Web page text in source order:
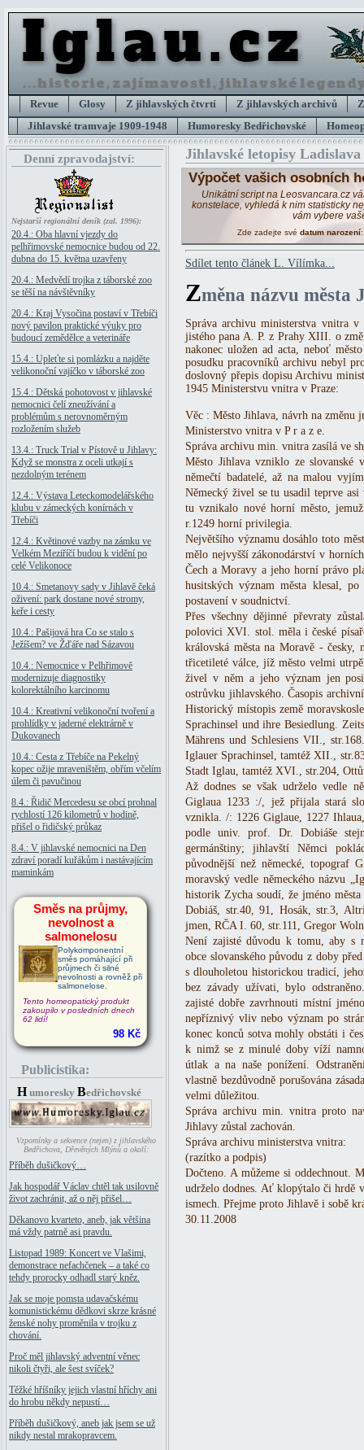
Revue Glosy Z jihlavských čtvrtí Z jihlavských archivů
Jihlavské tramvaje 1909-1948
Humoresky Bedřichovské
Denní zpravodajství:
Nejstarší regionální deník (zal. 1996):
20.4.: Oba hlavní vjezdy do
pelhřimovské nemocnice budou od 22.
dubna do 15. května uzavřeny
20.4.: Medvědí trojka z táborské zoo
se těší na návštěvníky
20.4.: Kraj Vysočina postaví v Třebíči
nový pavilon praktické výuky pro
budoucí zemědělce a veterináře
15.4.: Upleťte si pomlázku a najděte
velikonoční vajíčko v táborské zoo
15.4.: Dětská pohotovost v jihlavské
nemocnici čelí zneužívání a
problémům s nerovnoměrným
rozložením služeb
13.4.: Truck Trial v Pístově u Jihlavy:
Když se monstra z oceli utkají s
nezdolným terénem
12.4.: Výstava Leteckomodelářského
klubu v zámeckých konírnách v
Třebíči
12.4.: Květinové vazby na zámku ve
Velkém Meziříčí budou k vidění po
celé Velikonoce
10.4.: Smetanovy sady v Jihlavě čeká
oživení: park dostane nové stromy,
keře i cesty
10.4.: Pašijová hra Co se stalo s
Ježíšem? ve Žďáře nad Sázavou
10.4.: Nemocnice v Pelhřimově
modernizuje diagnostiky
kolorektálního karcinomu
10.4.: Kreativní velikonoční tvoření a
prohlídky v jaderné elektrárně v
Dukovanech
10.4.: Cesta z Třebíče na Pekelný
kopec ožije mraveništěm, obřím včelím
úlem či pavučinou
8.4.: Řidič Mercedesu se obcí prohnal
rychlostí 126 kilometrů v hodině,
přišel o řidičský průkaz
8.4.: V jihlavské nemocnici na Den
zdraví poradí kuřákům i nastávajícím
maminkám
Směs na průjmy,
nevolnost a
salmonelosu
Polykomponentní
směs pomáhající při
průjmech či silné
nevolnosti a rovněž při
salmonelose.
Tento homeopatický produkt
zakoupilo v posledních dnech
62 lidí!
98 Kč
Publicistika:
H umoresky Bedřichovské
Vzpomínky a sekvence (nejen) z jihlavského
Bedřichova, Dřevěných Mlýnů a okolí:
Příběh dušičkový…
Jak hospodář Václav chtěl tak usilovně
život zachránit, až o něj přišel…
Děkanovo kvarteto, aneb, jak většina
má vždy patrně asi pravdu.
Listopad 1989: Koncert ve Vlašimi,
demonstrace nefachčenek – a také co
tehdy prorocky odhadl starý kněz.
Jak se moje pomsta udavačskému
komunistickému dědkovi skrze krásné
ženské nohy proměnila v trojku z
chování.
Proč měl jihlavský adventní věnec
nikoli čtyři, ale šest svíček?
Těžké hříšníky jejich vlastní hříchy ani
do hrobu někdy nepustí…
Příběh dušičkový, aneb jak jsem se už
nikdy nestal mrakopravcem.
Jihlavské letopisy
Výpočet vašich osobních
Unikátní script na Leosvancara.cz
konstelace, vyhledá k nim statisticky
vám vybere
Zde zadejte své datum narození
Sdílet tento článek L. Vílímka...
Změna názvu města
Správa archivu ministerstva vnitra v
jistého pana A. P. z Prahy XIII. o
nakonec uložen ad acta, neboť
posudku pracovníků archivu nebyl
doslovný přepis dopisu Archivu
1945 Ministerstvu vnitra v Praze:
Věc : Město Jihlava, návrh na změnu
Ministerstvo vnitra v P r a z e.
Správa archivu min. vnitra zasílá ve
Město Jihlava vzniklo ze
němečtí badatelé, až na malou
Německý živel se tu usadil teprve
tu vznikalo nové horní město,
r.1249 horní privilegia.
Největšího významu dosáhlo toto
mělo nejvyšší zákonodárství v
Čech a Moravy a jeho horní právo
husitských význam města klesal,
postavení v soudnictví.
Přes všechny dějinné převraty
polovici XVI. stol. měla i české
královská města na Moravě - česky,
třicetileté válce, jíž město velmi
živel v něm a jeho význam jen
ostrůvku jihlavského. Časopis
Historický místopis země
Sprachinsel und ihre Besiedlung.
Mährens und Schlesiens VII.,
Iglauer Sprachinsel, tamtéž XII.,
Stadt Iglau, tamtéž XVI., str.204,
Až dodnes se však udrželo vedle
Giglaua 1233 :/, jež přijala stará
vznikla. /: 1226 Giglaue, 1227
podle univ. prof. Dr. Dobiáše
germánštiny; jihlavští Němci
původnější než německé, topograf
moravský vedle německého názvu
historik Zycha soudí, že jméno
Dobiáš, str.40, 91, Hosák, str.3,
jmen, RČA I. 60, str.111, Gregor
Není zajisté důvodu k tomu, aby s
obce slovanského původu z doby
s dlouholetou historickou tradicí,
bez závady užívati, bylo
zajisté dobře zavrhnouti místní
nepříznivý vliv nebo význam po
konec konců sotva mohly obstáti i
k nimž se z minulé doby víží
útlak a na naše ponížení.
vlastně bezdůvodně porušována
velmi důležitou.
Správa archivu min. vnitra proto
Jihlavy zůstal zachován.
Správa archivu ministerstva vnitra:
(razítko a podpis)
Dočteno. A můžeme si oddechnout.
udrželo dodnes. Ať klopýtalo či hrdě
ismech. Přejme proto Jihlavě i sobě
30.11.2008